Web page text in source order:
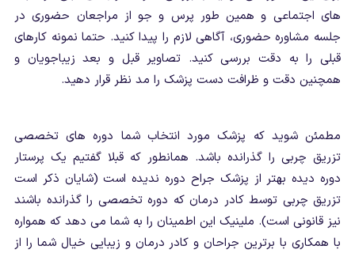
های اجتماعی و همین طور پرس و جو از مراجعان حضوری در
جلسه مشاوره حضوری، آگاهی لازم را پیدا کنید. حتما نمونه کارهای
قبلی را به دقت بررسی کنید. تصاویر قبل و بعد زیباجویان و
همچنین دقت و ظرافت دست پزشک را مد نظر قرار دهید.
مطمئن شوید که پزشک مورد انتخاب شما دوره های تخصصی
تزریق چربی را گذرانده باشد. همانطور که قبلا گفتیم یک پرستار
دوره دیده بهتر از پزشک جراح دوره ندیده است (شایان ذکر است
تزریق چربی توسط کادر درمان که دوره تخصصی را گذرانده باشند
نیز قانونی است). ملینیک این اطمینان را به شما می دهد که همواره
با همکاری با برترین جراحان و کادر درمان و زیبایی خیال شما را از